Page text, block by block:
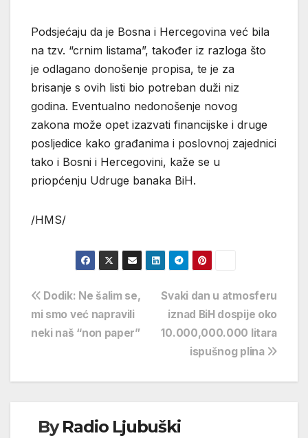
Podsjećaju da je Bosna i Hercegovina već bila
na tzv. “crnim listama”, također iz razloga što
je odlagano donošenje propisa, te je za
brisanje s ovih listi bio potreban duži niz
godina. Eventualno nedonošenje novog
zakona može opet izazvati financijske i druge
posljedice kako građanima i poslovnoj zajednici
tako i Bosni i Hercegovini, kaže se u
priopćenju Udruge banaka BiH.
/HMS/
Navigacija
objava
Svaki dan u atmosferu
iznad BiH dospije oko
10.000,000.000 litara
ispušnog plina
Dodik: Ne šalim se,
mi smo već napravili
neki naš “non paper”
ByRadio Ljubuški